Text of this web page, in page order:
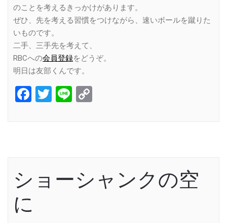
のことを考えるきっかけがあります。
ぜひ、先を考える習慣をつけながら、速いボールを蹴りた
いものです。
二手、三手先を考えて、
RBCへの会員登録をどうぞ。
明日は友部くんです。
Facebook
Twitter
Line
ショーシャンクの空
に